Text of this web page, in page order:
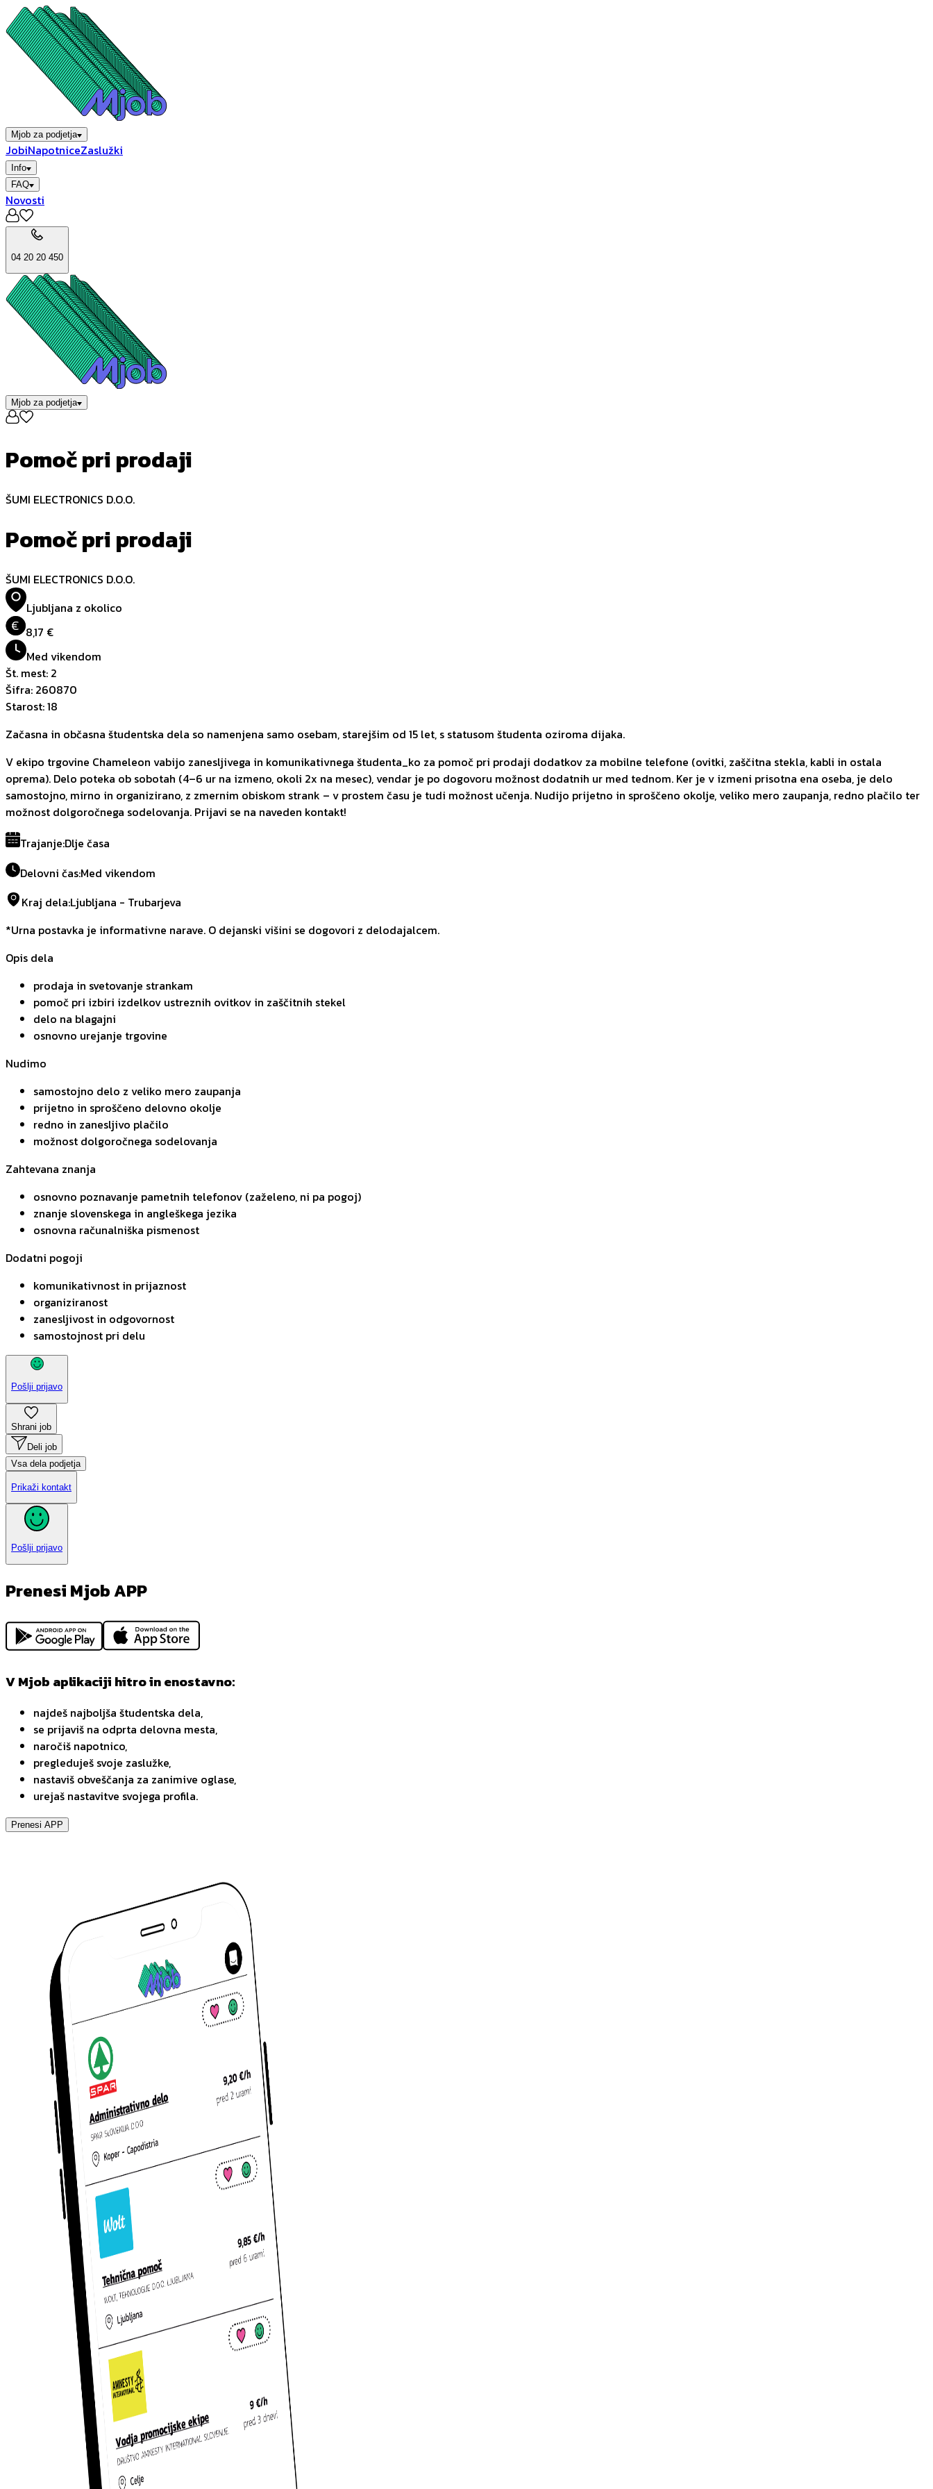
Mjob za podjetja
JobiNapotniceZaslužki
Info
FAQ
Novosti
04 20 20 450
Mjob za podjetja
Pomoč pri prodaji
ŠUMI ELECTRONICS D.O.O.
Pomoč pri prodaji
ŠUMI ELECTRONICS D.O.O.
Ljubljana z okolico
€ 8,17 €
Med vikendom
Št. mest: 2
Šifra: 260870
Starost:18
Začasna in občasna študentska dela so namenjena samo osebam, starejšim od 15 let, s statusom študenta oziroma dijaka.
V ekipo trgovine Chameleon vabijo zanesljivega in komunikativnega študenta_ko za pomoč pri prodaji dodatkov za mobilne telefone (ovitki, zaščitna stekla, kabli in ostala
oprema). Delo poteka ob sobotah (4–6 ur na izmeno, okoli 2x na mesec), vendar je po dogovoru možnost dodatnih ur med tednom. Ker je v izmeni prisotna ena oseba, je delo
samostojno, mirno in organizirano, z zmernim obiskom strank – v prostem času je tudi možnost učenja. Nudijo prijetno in sproščeno okolje, veliko mero zaupanja, redno plačilo ter
možnost dolgoročnega sodelovanja. Prijavi se na naveden kontakt!
Trajanje:Dlje časa
Delovni čas:Med vikendom
Kraj dela:Ljubljana - Trubarjeva
*Urna postavka je informativne narave. O dejanski višini se dogovori z delodajalcem.
Opis dela
prodaja in svetovanje strankam
pomoč pri izbiri izdelkov ustreznih ovitkov in zaščitnih stekel
delo na blagajni
osnovno urejanje trgovine
Nudimo
samostojno delo z veliko mero zaupanja
prijetno in sproščeno delovno okolje
redno in zanesljivo plačilo
možnost dolgoročnega sodelovanja
Zahtevana znanja
osnovno poznavanje pametnih telefonov (zaželeno, ni pa pogoj)
znanje slovenskega in angleškega jezika
osnovna računalniška pismenost
Dodatni pogoji
komunikativnost in prijaznost
organiziranost
zanesljivost in odgovornost
samostojnost pri delu
Pošlji prijavo
Shrani job
Deli job
Vsa dela podjetja
Prikaži kontakt
Pošlji prijavo
Prenesi Mjob APP
V Mjob aplikaciji hitro in enostavno:
najdeš najboljša študentska dela,
se prijaviš na odprta delovna mesta,
naročiš napotnico,
pregleduješ svoje zaslužke,
nastaviš obveščanja za zanimive oglase,
urejaš nastavitve svojega profila.
Prenesi APP